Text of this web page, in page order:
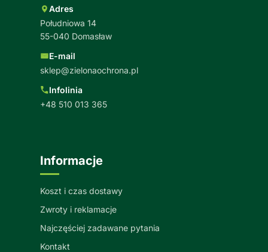
Adres
Południowa 14
55-040 Domasław
E-mail
sklep@zielonaochrona.pl
Infolinia
+48 510 013 365
Informacje
Koszt i czas dostawy
Zwroty i reklamacje
Najczęściej zadawane pytania
Kontakt